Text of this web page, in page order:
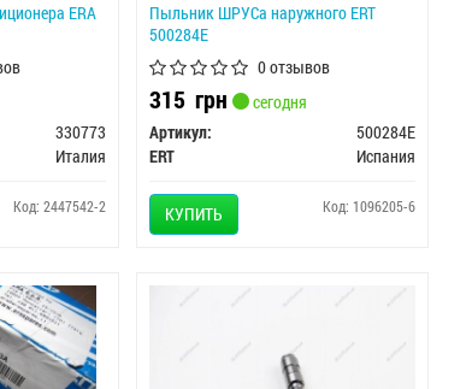
ERA
330773
Италия
Код: 2447542-2
Пыльник ШРУСа наружного ERT
500284E
0 отзывов
315 грн
сегодня
Артикул:
500284E
ERT
Испания
КУПИТЬ Код: 1096205-6